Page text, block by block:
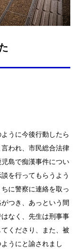
うに今後行動したら
われ、市民総合法律
島で痴漢事件につい
を行ってもらうよう
に警察に連絡を取っ
つき、あっという間
なく、先生は刑事事
くださり、また、被
うにと諭されまし